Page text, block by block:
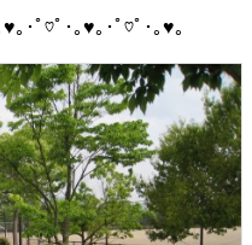
･ﾟ♡ﾟ･｡♥｡･ﾟ♡ﾟ･｡♥｡